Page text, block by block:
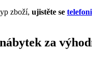
zboží, ujistěte se
za